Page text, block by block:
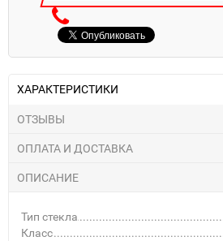
ХАРАКТЕРИСТИКИ
ОТЗЫВЫ
ОПЛАТА И ДОСТАВКА
ОПИСАНИЕ
Тип стекла
Класс